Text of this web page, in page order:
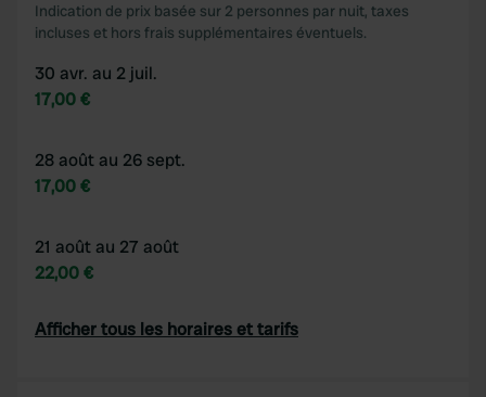
Indication de prix basée sur 2 personnes par nuit, taxes
incluses et hors frais supplémentaires éventuels.
30 avr. au 2 juil.
17,00 €
28 août au 26 sept.
17,00 €
21 août au 27 août
22,00 €
Afficher tous les horaires et tarifs